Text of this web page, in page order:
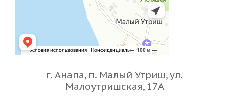
г. Анапа, п. Малый Утриш, ул.
Малоутришская, 17А